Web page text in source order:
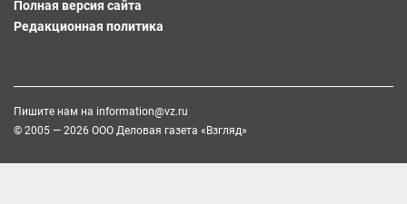
Полная версия сайта
Редакционная политика
Пишите нам на information@vz.ru
© 2005 — 2026 ООО Деловая газета «Взгляд»